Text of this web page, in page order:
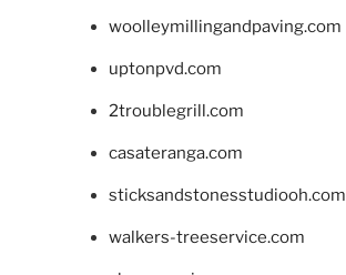
woolleymillingandpaving.com
uptonpvd.com
2troublegrill.com
casateranga.com
sticksandstonesstudiooh.com
walkers-treeservice.com